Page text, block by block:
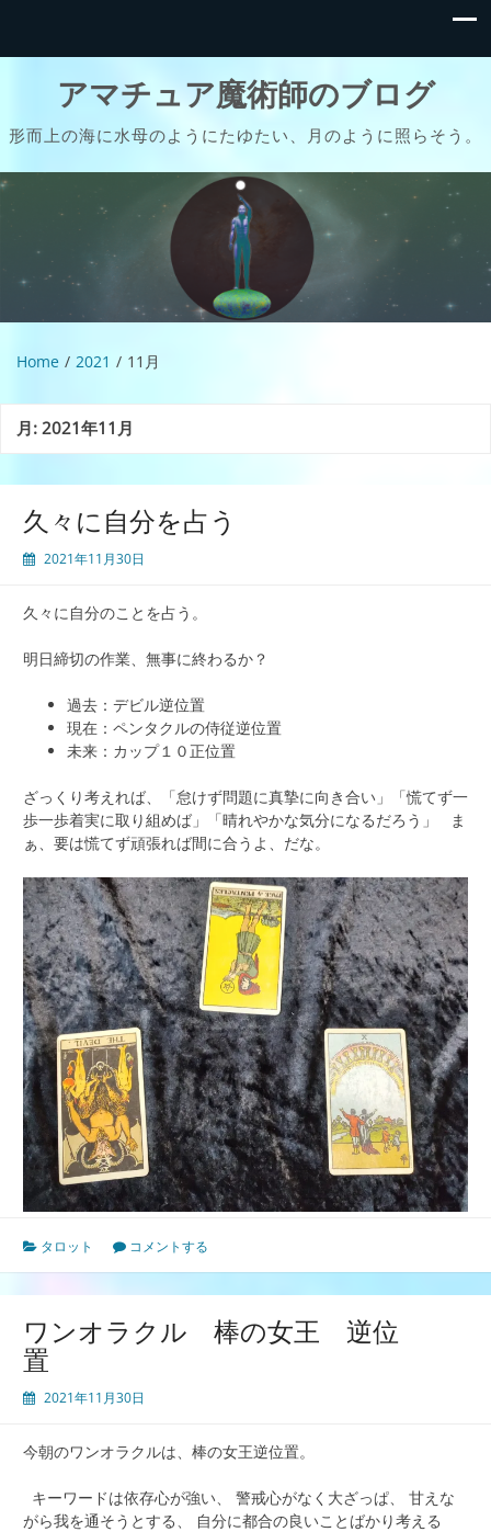
アマチュア魔術師のブログ
形而上の海に水母のようにたゆたい、月のように照らそう。
Home 2021 11月
月:2021年11月
久々に自分を占う
2021年11月30日
久々に自分のことを占う。
明日締切の作業、無事に終わるか？
過去：デビル逆位置
現在：ペンタクルの侍従逆位置
未来：カップ１０正位置
ざっくり考えれば、「怠けず問題に真摯に向き合い」「慌てず一
歩一歩着実に取り組めば」「晴れやかな気分になるだろう」 ま
ぁ、要は慌てず頑張れば間に合うよ、だな。
タロット コメントする
ワンオラクル 棒の女王 逆位
置
2021年11月30日
今朝のワンオラクルは、棒の女王逆位置。
キーワードは依存心が強い、 警戒心がなく大ざっぱ、 甘えな
がら我を通そうとする、 自分に都合の良いことばかり考える